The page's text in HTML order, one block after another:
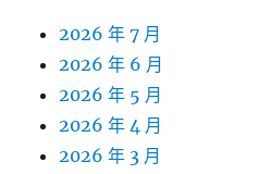
2026 年 7 月
2026 年 6 月
2026 年 5 月
2026 年 4 月
2026 年 3 月